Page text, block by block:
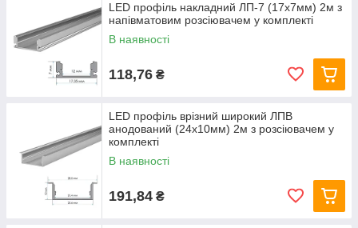
LED профіль накладний ЛП-7 (17х7мм) 2м з
напівматовим розсіювачем у комплекті
В наявності
118,76 ₴
LED профіль врізний широкий ЛПВ
анодований (24х10мм) 2м з розсіювачем у
комплекті
В наявності
191,84 ₴